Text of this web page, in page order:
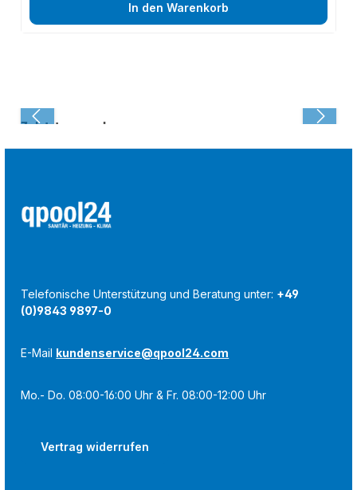
In den Warenkorb
Zuletzt angesehen:
Telefonische Unterstützung und Beratung unter: +49
(0)9843 9897-0
E-Mail kundenservice@qpool24.com
Mo.- Do. 08:00-16:00 Uhr & Fr. 08:00-12:00 Uhr
Vertrag widerrufen